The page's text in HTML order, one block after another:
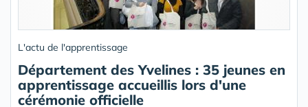
L'actu de l'apprentissage
Département des Yvelines : 35 jeunes en
apprentissage accueillis lors d'une
cérémonie officielle